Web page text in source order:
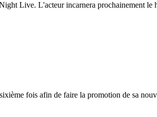
Live. L'acteur incarnera prochainement le
fois afin de faire la promotion de sa